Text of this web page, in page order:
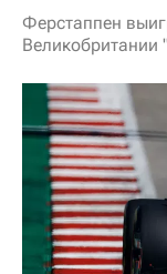
Ферстаппен